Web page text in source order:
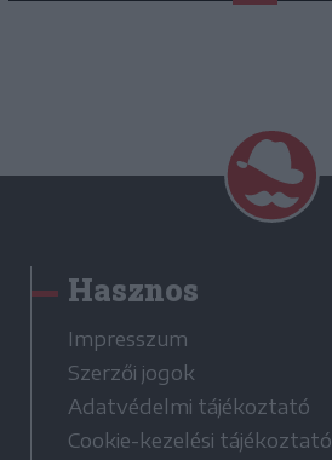
Hasznos
Impresszum
Szerzői jogok
Adatvédelmi tájékoztató
Cookie-kezelési tájékoztató